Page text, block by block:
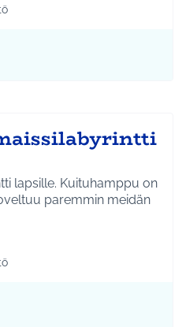
Koko Tuusula
teeman mukaan: Ympäristö
lapsille. Kuituhamppu on
paremmin meidän
Koko Tuusula
teeman mukaan: Ympäristö